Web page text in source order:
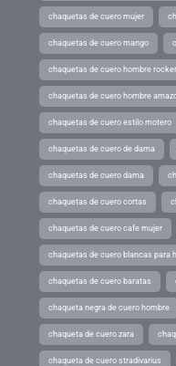
chaquetas de cuero mujer
chaquetas de cuero mango
chaquetas de cuero hombre
chaquetas de cuero hombre
chaquetas de cuero estilo motero
chaquetas de cuero de dama
chaquetas de cuero dama
chaquetas de cuero cortas
chaquetas de cuero cafe mujer
chaquetas de cuero blancas para
chaquetas de cuero baratas
chaqueta negra de cuero hombre
chaqueta de cuero zara
chaqueta de cuero stradivarius